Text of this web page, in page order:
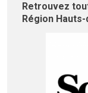
Retrouvez
Région